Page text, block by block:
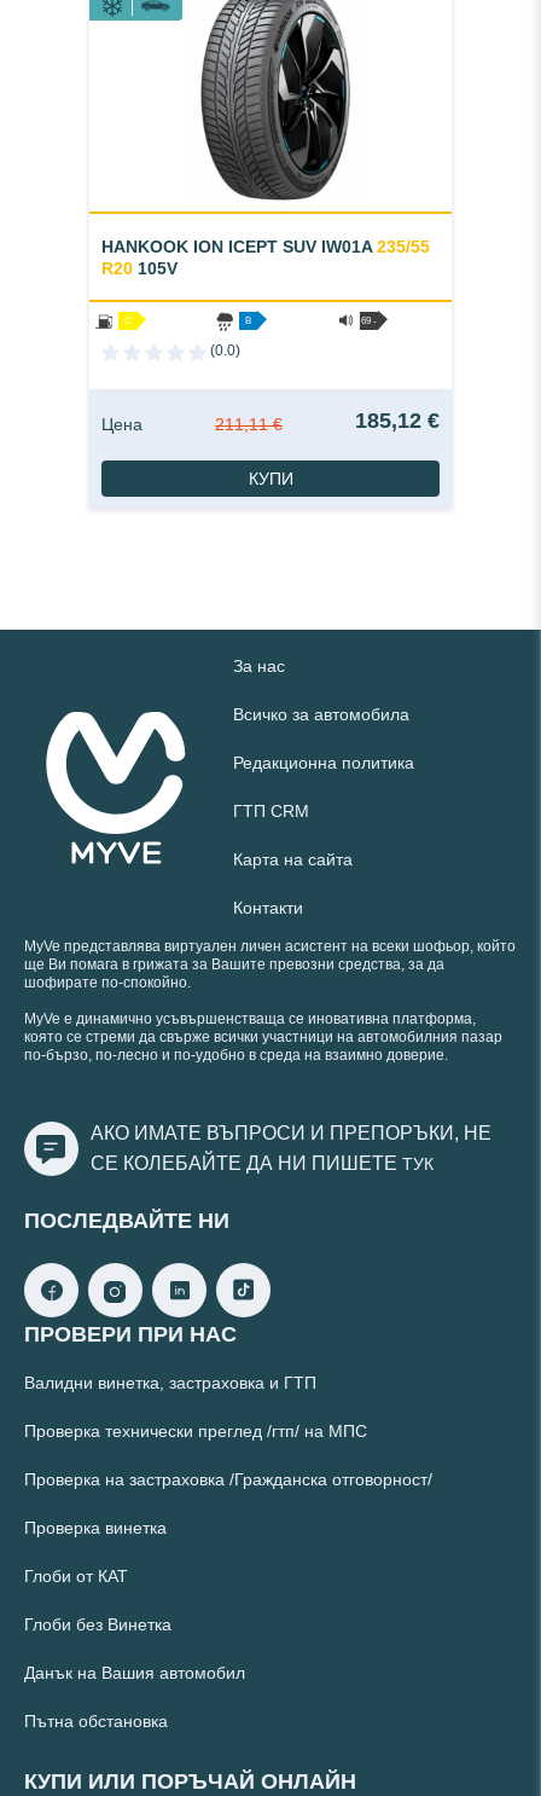
HANKOOK ION ICEPT SUV IW01A235/55
R20 105V
C B
69 -
(0.0)
Цена 211,11 € 185,12 €
КУПИ
За нас
Всичко за автомобила
Редакционна политика
ГТП CRM
Карта на сайта
Контакти
MyVe представлява виртуален личен асистент на всеки шофьор, който
ще Ви помага в грижата за Вашите превозни средства, за да
шофирате по-спокойно.
MyVe е динамично усъвършенстваща се иновативна платформа,
която се стреми да свърже всички участници на автомобилния пазар
по-бързо, по-лесно и по-удобно в среда на взаимно доверие.
АКО ИМАТЕ ВЪПРОСИ И ПРЕПОРЪКИ, НЕ
СЕ КОЛЕБАЙТЕ ДА НИ ПИШЕТЕ ТУК
ПОСЛЕДВАЙТЕ НИ
ПРОВЕРИ ПРИ НАС
Валидни винетка, застраховка и ГТП
Проверка технически преглед /гтп/ на МПС
Проверка на застраховка /Гражданска отговорност/
Проверка винетка
Глоби от КАТ
Глоби без Винетка
Данък на Вашия автомобил
Пътна обстановка
КУПИ ИЛИ ПОРЪЧАЙ ОНЛАЙН